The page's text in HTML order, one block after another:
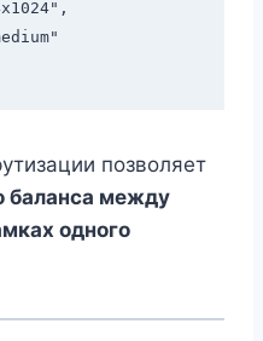
позволяет
баланса между
одного